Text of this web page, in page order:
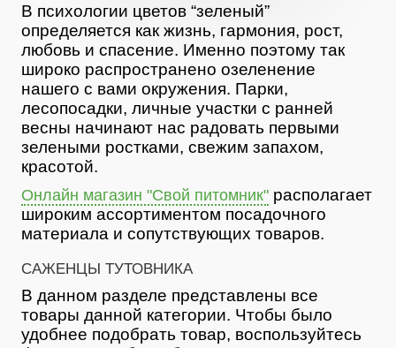
В психологии цветов “зеленый”
определяется как жизнь, гармония, рост,
любовь и спасение. Именно поэтому так
широко распространено озеленение
нашего с вами окружения. Парки,
лесопосадки, личные участки с ранней
весны начинают нас радовать первыми
зелеными ростками, свежим запахом,
красотой.
Онлайн магазин "Свой питомник" располагает
широким ассортиментом посадочного
материала и сопутствующих товаров.
САЖЕНЦЫ ТУТОВНИКА
В данном разделе представлены все
товары данной категории. Чтобы было
удобнее подобрать товар, воспользуйтесь